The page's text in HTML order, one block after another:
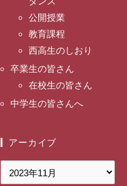
公開授業
教育課程
西高生のしおり
卒業生の皆さん
在校生の皆さん
中学生の皆さんへ
アーカイブ